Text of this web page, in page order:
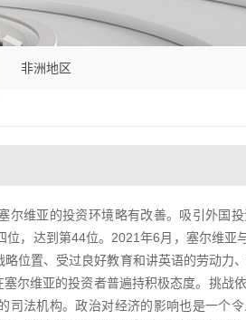
非洲地区
维亚的投资环境略有改善。吸引外国
，达到第44位。2021年6月，塞尔维亚
位置、受过良好教育和讲英语的劳动力
尔维亚的投资者普遍持积极态度。挑战
法机构。政治对经济的影响也是一个